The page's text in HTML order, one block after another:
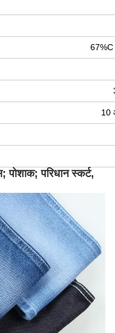
67%C
10
पोशाक; परिधान स्कर्ट,